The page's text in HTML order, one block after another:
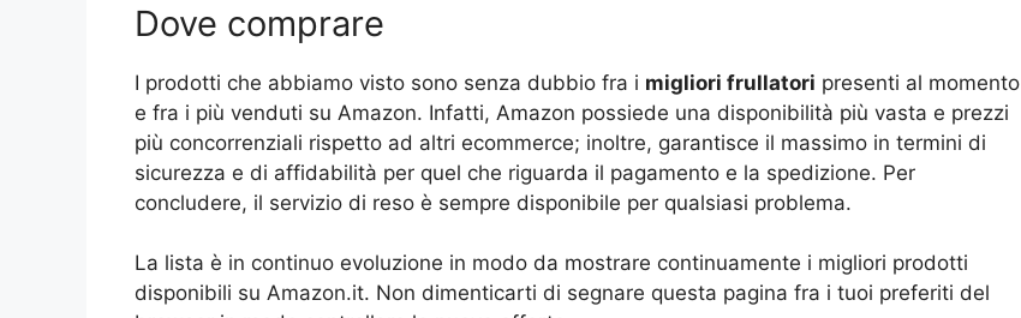
Dove comprare
I prodotti che abbiamo visto sono senza dubbio fra i migliori frullatori presenti al momento
e fra i più venduti su Amazon. Infatti, Amazon possiede una disponibilità più vasta e prezzi
più concorrenziali rispetto ad altri ecommerce; inoltre, garantisce il massimo in termini di
sicurezza e di affidabilità per quel che riguarda il pagamento e la spedizione. Per
concludere, il servizio di reso è sempre disponibile per qualsiasi problema.
La lista è in continuo evoluzione in modo da mostrare continuamente i migliori prodotti
disponibili su Amazon.it. Non dimenticarti di segnare questa pagina fra i tuoi preferiti del